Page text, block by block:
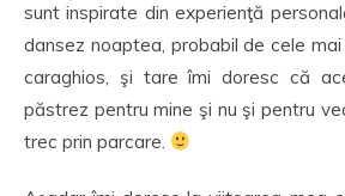
sunt inspirate din experienţă
dansez noaptea, probabil de cele
caraghios, şi tare îmi doresc că
păstrez pentru mine şi nu şi pentru
trec prin parcare.